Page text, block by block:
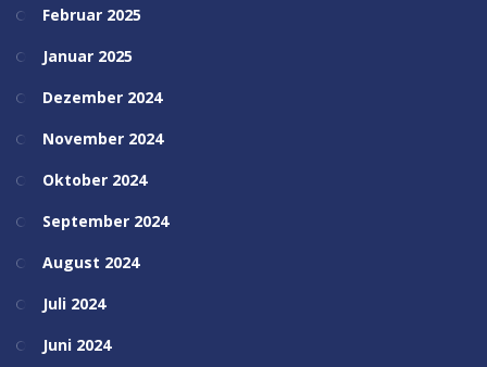
Februar 2025
Januar 2025
Dezember 2024
November 2024
Oktober 2024
September 2024
August 2024
Juli 2024
Juni 2024